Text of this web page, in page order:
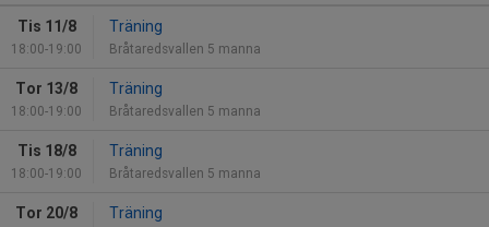
Tis 11/8
18:00-19:00
Träning
Bråtaredsvallen 5 manna
Tor 13/8
18:00-19:00
Träning
Bråtaredsvallen 5 manna
Tis 18/8
18:00-19:00
Träning
Bråtaredsvallen 5 manna
Tor 20/8 Träning